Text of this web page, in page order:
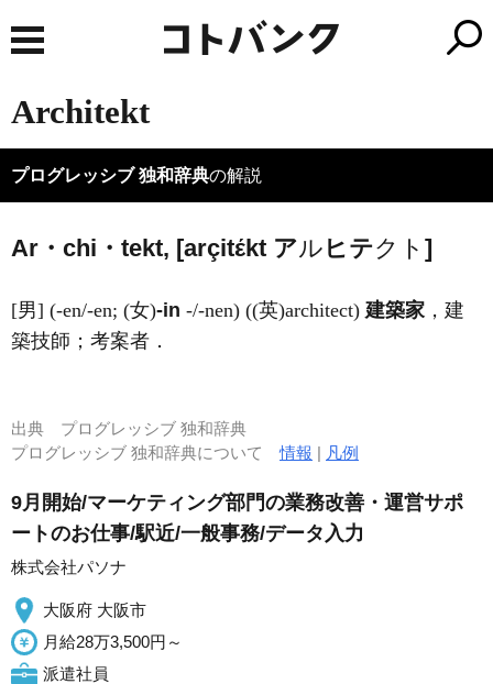
Architekt
プログレッシブ 独和辞典の解説
Ar・chi・tekt, [arçitέkt アル ヒテクト ]
[男] (-en/-en; (女)-in -/-nen) ((英)architect) 建築家 ，建
築技師；考案者．
出典 プログレッシブ 独和辞典
プログレッシブ 独和辞典について情報 | 凡例
9月開始/マーケティング部門の業務改善・運営サポ
ートのお仕事/駅近/一般事務/データ入力
株式会社パソナ
大阪府 大阪市
月給28万3,500円～
派遣社員